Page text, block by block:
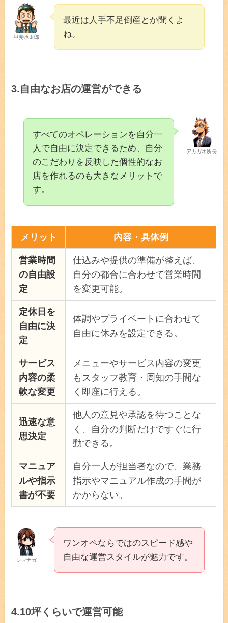
甲斐承太郎
最近は人手不足倒産とか聞くよ
ね。
3.自由なお店の運営ができる
アカガネ所長
すべてのオペレーションを自分一
人で自由に決定できるため、自分
のこだわりを反映した個性的なお
店を作れるのも大きなメリットで
す。
メリット 内容・具体例
営業時間
の自由設
定
仕込みや提供の準備が整えば、
自分の都合に合わせて営業時間
を変更可能。
定休日を
自由に決
定
体調やプライベートに合わせて
自由に休みを設定できる。
サービス
内容の柔
軟な変更
メニューやサービス内容の変更
もスタッフ教育・周知の手間な
く即座に行える。
迅速な意
思決定
他人の意見や承認を待つことな
く、自分の判断だけですぐに行
動できる。
マニュア
ルや指示
書が不要
自分一人が担当者なので、業務
指示やマニュアル作成の手間が
かからない。
シマナガ
ワンオペならではのスピード感や
自由な運営スタイルが魅力です。
4.10坪くらいで運営可能